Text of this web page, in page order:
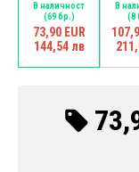
В наличност
(69 бр.)
73,90 EUR
144,54 лв
В
(8